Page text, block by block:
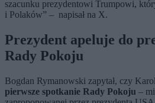
szacunku prezydentowi Trumpowi,
i Polaków” – napisał na X.
Prezydent apeluje do
Rady Pokoju
Bogdan Rymanowski zapytał, czy
pierwsze spotkanie Rady Pokoju –